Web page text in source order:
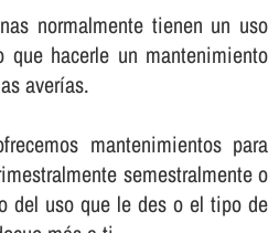
normalmente tienen un uso
hacerle un mantenimiento
averí­as.
mantenimientos para
semestralmente o
del uso que le des o el tipo de